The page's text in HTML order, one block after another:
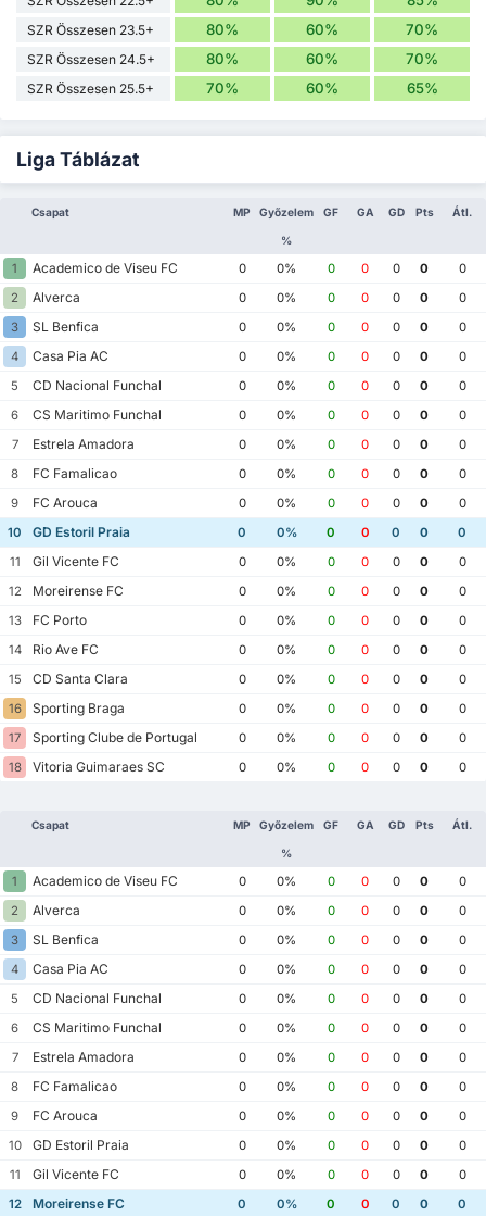
SZR Összesen 23.5+ 80% 60% 70%
SZR Összesen 24.5+ 80% 60% 70%
SZR Összesen 25.5+ 70% 60% 65%
Liga Táblázat
Csapat MP Győzelem
%
GF GA GD Pts Átl.
1 Academico de Viseu FC 0 0% 0 0 0 0
0
2
Alverca 0 0% 0 0 0 0
0
3
SL Benfica 0 0% 0 0 0 0
0
4
Casa Pia AC 0 0% 0 0 0 0
0
5
CD Nacional Funchal 0 0% 0 0 0 0
0
6
CS Maritimo Funchal 0 0% 0 0 0 0
0
7
Estrela Amadora 0 0% 0 0 0 0
0
8
FC Famalicao 0 0% 0 0 0 0
0
9
FC Arouca 0 0% 0 0 0 0
0
10
GD Estoril Praia 0 0% 0 0 0 0
0
11
Gil Vicente FC 0 0% 0 0 0 0
0
12
Moreirense FC 0 0% 0 0 0 0
0
13
FC Porto 0 0% 0 0 0 0
0
14
Rio Ave FC 0 0% 0 0 0 0
0
15
CD Santa Clara 0 0% 0 0 0 0
0
16
Sporting Braga 0 0% 0 0 0 0
0
17
Sporting Clube de Portugal 0 0% 0 0 0 0
0
18
Vitoria Guimaraes SC 0 0% 0 0 0 0 0
Csapat MP Győzelem
%
GF GA GD Pts Átl.
1 Academico de Viseu FC 0 0% 0 0 0 0
0
2
Alverca 0 0% 0 0 0 0
0
3
SL Benfica 0 0% 0 0 0 0
0
4
Casa Pia AC 0 0% 0 0 0 0
0
5
CD Nacional Funchal 0 0% 0 0 0 0
0
6
CS Maritimo Funchal 0 0% 0 0 0 0
0
7
Estrela Amadora 0 0% 0 0 0 0
0
8
FC Famalicao 0 0% 0 0 0 0
0
9
FC Arouca 0 0% 0 0 0 0
0
10
GD Estoril Praia 0 0% 0 0 0 0
0
11
Gil Vicente FC 0 0% 0 0 0 0
0
12
Moreirense FC 0 0% 0 0 0 0
0